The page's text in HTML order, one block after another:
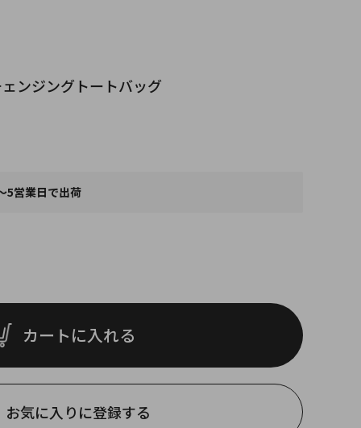
ンジングトートバッグ
5営業日で出荷
カートに入れる
お気に入りに登録する